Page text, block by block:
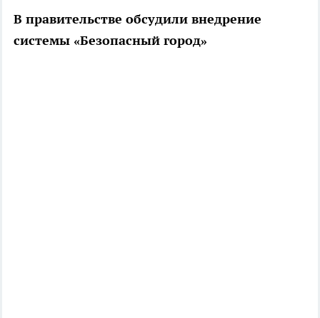
В правительстве обсудили внедрение
системы «Безопасный город»